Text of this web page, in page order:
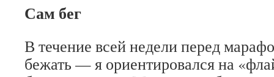
Сам бег
В течение всей недели перед
бежать — я ориентировался на